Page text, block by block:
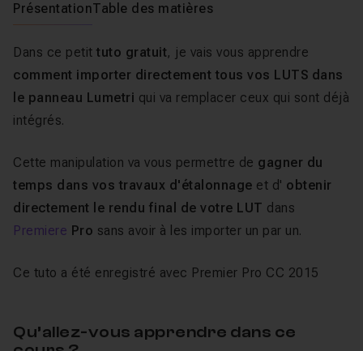
PrésentationTable des matières
Dans ce petit tuto gratuit, je vais vous apprendre
comment importer directement tous vos LUTS dans
le panneau Lumetri qui va remplacer ceux qui sont déjà
intégrés.
Cette manipulation va vous permettre de gagner du
temps dans vos travaux d'étalonnage et d' obtenir
directement le rendu final de votre LUT dans
Premiere Pro sans avoir à les importer un par un.
Ce tuto a été enregistré avec Premier Pro CC 2015
Qu’allez-vous apprendre dans ce